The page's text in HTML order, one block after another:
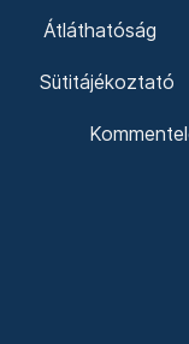
Átláthatóság
Sütitájékoztató